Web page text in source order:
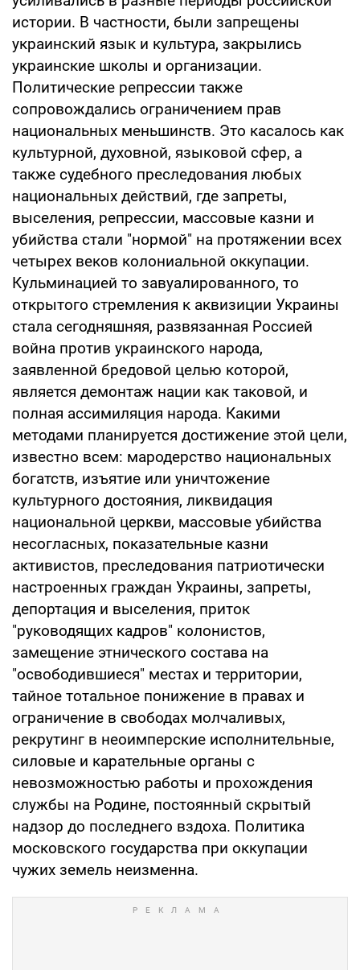
истории. В частности, были запрещены
украинский язык и культура, закрылись
украинские школы и организации.
Политические репрессии также
сопровождались ограничением прав
национальных меньшинств. Это касалось как
культурной, духовной, языковой сфер, а
также судебного преследования любых
национальных действий, где запреты,
выселения, репрессии, массовые казни и
убийства стали "нормой" на протяжении всех
четырех веков колониальной оккупации.
Кульминацией то завуалированного, то
открытого стремления к аквизиции Украины
стала сегодняшняя, развязанная Россией
война против украинского народа,
заявленной бредовой целью которой,
является демонтаж нации как таковой, и
полная ассимиляция народа. Какими
методами планируется достижение этой цели,
известно всем: мародерство национальных
богатств, изъятие или уничтожение
культурного достояния, ликвидация
национальной церкви, массовые убийства
несогласных, показательные казни
активистов, преследования патриотически
настроенных граждан Украины, запреты,
депортация и выселения, приток
"руководящих кадров" колонистов,
замещение этнического состава на
"освободившиеся" местах и территории,
тайное тотальное понижение в правах и
ограничение в свободах молчаливых,
рекрутинг в неоимперские исполнительные,
силовые и карательные органы с
невозможностью работы и прохождения
службы на Родине, постоянный скрытый
надзор до последнего вздоха. Политика
московского государства при оккупации
чужих земель неизменна.